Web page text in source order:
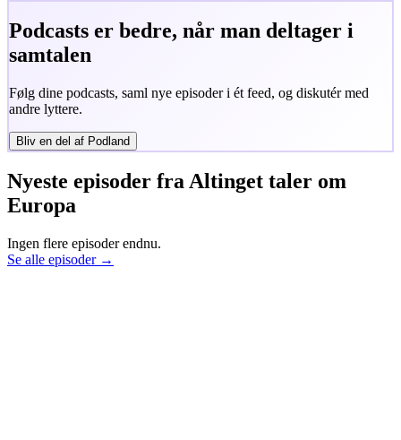
Podcasts er bedre, når man deltager i
samtalen
Følg dine podcasts, saml nye episoder i ét feed, og diskutér med
andre lyttere.
Bliv en del af Podland
Nyeste episoder fraAltinget taler om
Europa
Ingen flere episoder endnu.
Se alle episoder →